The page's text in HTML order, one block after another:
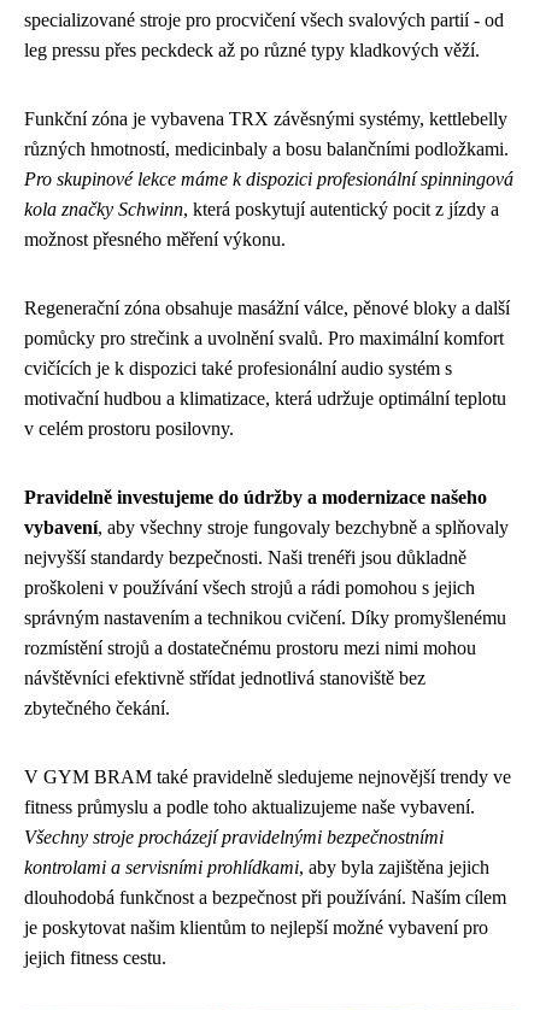
specializované stroje pro procvičení všech svalových partií - od
leg pressu přes peckdeck až po různé typy kladkových věží.
Funkční zóna je vybavena TRX závěsnými systémy, kettlebelly
různých hmotností, medicinbaly a bosu balančními podložkami.
Pro skupinové lekce máme k dispozici profesionální spinningová
kola značky Schwinn, která poskytují autentický pocit z jízdy a
možnost přesného měření výkonu.
Regenerační zóna obsahuje masážní válce, pěnové bloky a další
pomůcky pro strečink a uvolnění svalů. Pro maximální komfort
cvičících je k dispozici také profesionální audio systém s
motivační hudbou a klimatizace, která udržuje optimální teplotu
v celém prostoru posilovny.
Pravidelně investujeme do údržby a modernizace našeho
vybavení, aby všechny stroje fungovaly bezchybně a splňovaly
nejvyšší standardy bezpečnosti. Naši trenéři jsou důkladně
proškoleni v používání všech strojů a rádi pomohou s jejich
správným nastavením a technikou cvičení. Díky promyšlenému
rozmístění strojů a dostatečnému prostoru mezi nimi mohou
návštěvníci efektivně střídat jednotlivá stanoviště bez
zbytečného čekání.
V GYM BRAM také pravidelně sledujeme nejnovější trendy ve
fitness průmyslu a podle toho aktualizujeme naše vybavení.
Všechny stroje procházejí pravidelnými bezpečnostními
kontrolami a servisními prohlídkami, aby byla zajištěna jejich
dlouhodobá funkčnost a bezpečnost při používání. Naším cílem
je poskytovat našim klientům to nejlepší možné vybavení pro
jejich fitness cestu.